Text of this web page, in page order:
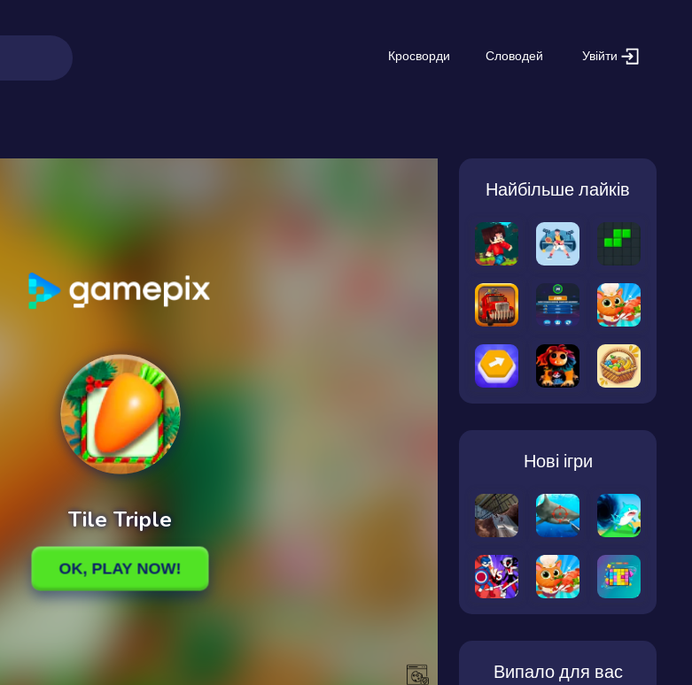
Кросворди Словодей Увійти
Найбільше лайків
Нові ігри
Випало для вас